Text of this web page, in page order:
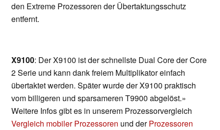
den Extreme Prozessoren der Übertaktungsschutz
entfernt.
X9100: Der X9100 ist der schnellste Dual Core der Core
2 Serie und kann dank freiem Multiplikator einfach
übertaktet werden. Später wurde der X9100 praktisch
vom billigeren und sparsameren T9900 abgelöst.»
Weitere Infos gibt es in unserem Prozessorvergleich
Vergleich mobiler Prozessoren und derProzessoren